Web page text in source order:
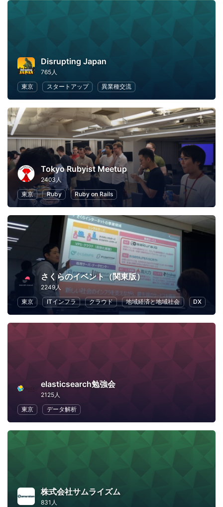
Disrupting Japan
765人
東京
スタートアップ 異業種交流
Tokyo Rubyist Meetup
2403人
東京
Ruby Ruby on Rails
さくらのイベント（関東版）
2249人
東京
ITインフラ クラウド 地域経済と地域社会 DX
elasticsearch勉強会
2125人
東京
データ解析
株式会社サムライズム
831人